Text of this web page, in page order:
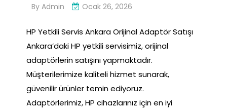
By Admin Ocak 26, 2026
HP Yetkili Servis Ankara Orijinal Adaptör Satışı
Ankara’daki HP yetkili servisimiz, orijinal
adaptörlerin satışını yapmaktadır.
Müşterilerimize kaliteli hizmet sunarak,
güvenilir ürünler temin ediyoruz.
Adaptörlerimiz, HP cihazlarınız için en iyi